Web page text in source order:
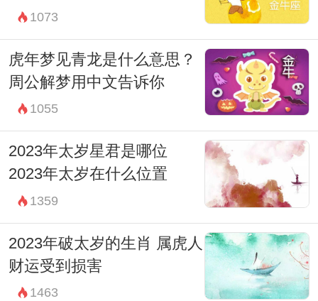
1073
虎年梦见青龙是什么意思？
周公解梦用中文告诉你
1055
2023年太岁星君是哪位
2023年太岁在什么位置
1359
2023年破太岁的生肖 属虎人
财运受到损害
1463